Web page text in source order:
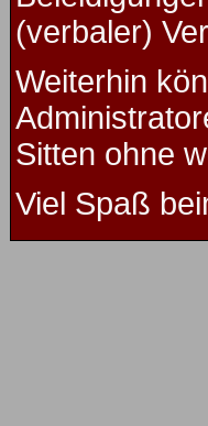
(verbaler)
Weiterhin
Sitten ohne
Viel Spaß